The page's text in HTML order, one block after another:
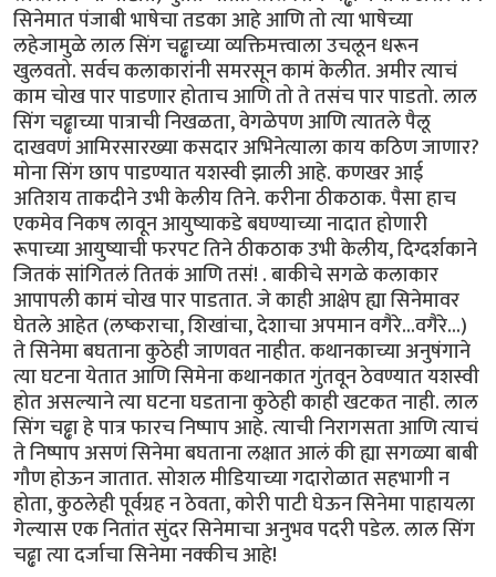
सिनेमात पंजाबी भाषेचा तडका आहे आणि तो त्या भाषेच्या
लहेजामुळे लाल सिंग चढ्ढाच्या व्यक्तिमत्त्वाला उचलून धरून
खुलवतो. सर्वच कलाकारांनी समरसून कामं केलीत. अमीर त्याचं
काम चोख पार पाडणार होताच आणि तो ते तसंच पार पाडतो. लाल
सिंग चढ्ढाच्या पात्राची निखळता, वेगळेपण आणि त्यातले पैलू
दाखवणं आमिरसारख्या कसदार अभिनेत्याला काय कठिण जाणार?
मोना सिंग छाप पाडण्यात यशस्वी झाली आहे. कणखर आई
अतिशय ताकदीने उभी केलीय तिने. करीना ठीकठाक. पैसा हाच
एकमेव निकष लावून आयुष्याकडे बघण्याच्या नादात होणारी
रूपाच्या आयुष्याची फरपट तिने ठीकठाक उभी केलीय, दिग्दर्शकाने
जितकं सांगितलं तितकं आणि तसं! . बाकीचे सगळे कलाकार
आपापली कामं चोख पार पाडतात. जे काही आक्षेप ह्या सिनेमावर
घेतले आहेत (लष्कराचा, शिखांचा, देशाचा अपमान वगैरे...वगैरे...)
ते सिनेमा बघताना कुठेही जाणवत नाहीत. कथानकाच्या अनुषंगाने
त्या घटना येतात आणि सिमेना कथानकात गुंतवून ठेवण्यात यशस्वी
होत असल्याने त्या घटना घडताना कुठेही काही खटकत नाही. लाल
सिंग चढ्ढा हे पात्र फारच निष्पाप आहे. त्याची निरागसता आणि त्याचं
ते निष्पाप असणं सिनेमा बघताना लक्षात आलं की ह्या सगळ्या बाबी
गौण होऊन जातात. सोशल मीडियाच्या गदारोळात सहभागी न
होता, कुठलेही पूर्वग्रह न ठेवता, कोरी पाटी घेऊन सिनेमा पाहायला
गेल्यास एक नितांत सुंदर सिनेमाचा अनुभव पदरी पडेल. लाल सिंग
चढ्ढा त्या दर्जाचा सिनेमा नक्कीच आहे!